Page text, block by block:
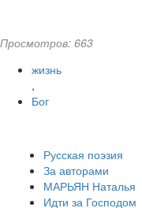
Просмотров: 663
жизнь
,
Бог
Русская поэзия
За авторами
МАРЬЯН Наталья
Идти за Господом